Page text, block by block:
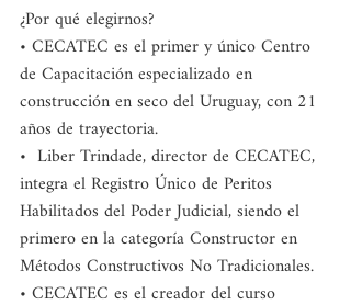
¿Por qué elegirnos?
• CECATEC es el primer y único Centro
de Capacitación especializado en
construcción en seco del Uruguay, con 21
años de trayectoria.
•  Liber Trindade, director de CECATEC,
integra el Registro Único de Peritos
Habilitados del Poder Judicial, siendo el
primero en la categoría Constructor en
Métodos Constructivos No Tradicionales.
• CECATEC es el creador del curso